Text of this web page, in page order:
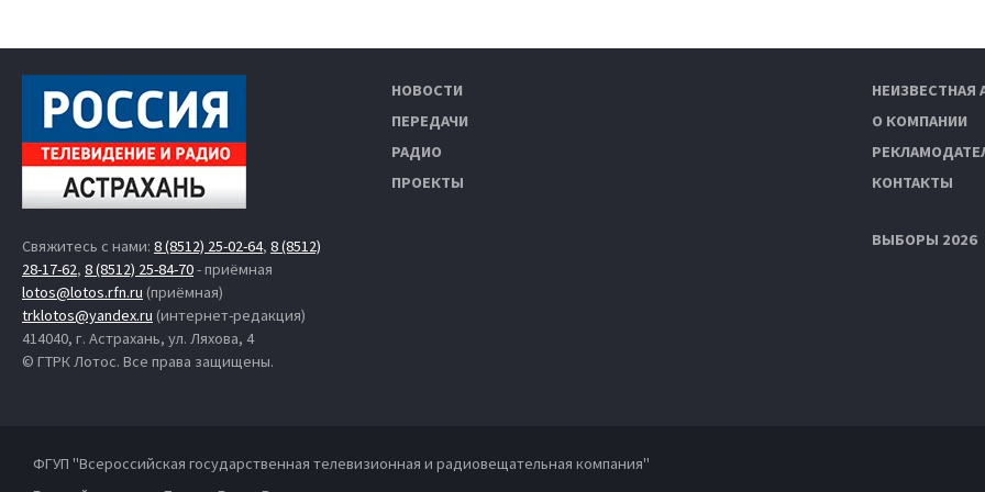
Свяжитесь с нами: 8 (8512) 25-02-64, 8 (8512)
28-17-62, 8 (8512) 25-84-70- приёмная
lotos@lotos.rfn.ru (приёмная)
trklotos@yandex.ru (интернет-редакция)
414040, г. Астрахань, ул. Ляхова, 4
© ГТРК Лотос. Все права защищены.
НОВОСТИ
ПЕРЕДАЧИ
РАДИО
ПРОЕКТЫ
НЕИЗВЕСТНАЯ
О КОМПАНИИ
КОНТАКТЫ
ВЫБОРЫ 2026
ФГУП "Всероссийская государственная телевизионная и радиовещательная компания"